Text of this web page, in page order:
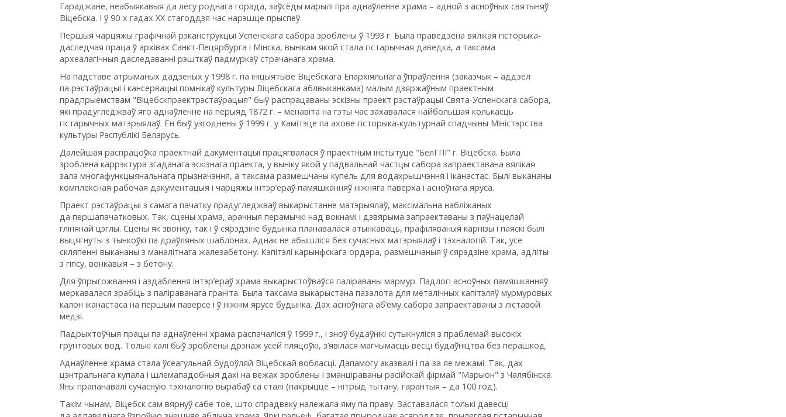
Гараджане, неабыякавыя да лёсу роднага горада, заўсёды марылі пра аднаўленне храма – адной з асноўных святыняў
Віцебска. І ў 90-х гадах XX стагоддзя час нарэшце прыспеў.
Першыя чарцяжы графічнай рэканструкцыі Успенскага сабора зроблены ў 1993 г. Была праведзена вялікая гісторыка-
даследчая праца ў архівах Санкт-Пецярбурга і Мінска, вынікам якой стала гістарычная даведка, а таксама
археалагічныя даследаванні рэшткаў падмуркаў страчанага храма.
На падставе атрыманых дадзеных у 1998 г. па ініцыятыве Віцебскага Епархіяльнага ўпраўлення (заказчык – аддзел
па рэстаўрацыі і кансервацыі помнікаў культуры Віцебскага аблвыканкама) малым дзяржаўным праектным
прадпрыемствам "Віцебскпраектрэстаўрацыя" быў распрацаваны эскізны праект рэстаўрацыі Свята-Успенскага сабора,
які прадугледжваў яго аднаўленне на перыяд 1872 г. – менавіта на гэты час захавалася найбольшая колькасць
гістарычных матэрыялаў. Ён быў узгоднены ў 1999 г. у Камітэце па ахове гісторыка-культурнай спадчыны Міністэрства
культуры Рэспублікі Беларусь.
Далейшая распрацоўка праектнай дакументацыі працягвалася ў праектным інстытуце "БелГПІ" г. Віцебска. Была
зроблена каррэктура згаданага эскізнага праекта, у выніку якой у падвальнай частцы сабора запраектавана вялікая
зала многафункцыянальнага прызначэння, а таксама размешчаны купель для водахрышчэння і іканастас. Былі выкананы
комплексная рабочая дакументацыя і чарцяжы інтэр’ераў памяшканняў ніжняга паверха і асноўнага яруса.
Праект рэстаўрацыі з самага пачатку прадугледжваў выкарыстанне матэрыялаў, максімальна набліжаных
да першапачатковых. Так, сцены храма, арачныя перамычкі над вокнамі і дзвярыма запраектаваны з паўнацелай
глінянай цэглы. Сцены як звонку, так і ў сярэдзіне будынка планавалася атынкаваць, прафіляваныя карнізы і паяскі былі
выцягнуты з тынкоўкі па драўляных шаблонах. Аднак не абышліся без сучасных матэрыялаў і тэхналогій. Так, усе
скляпеннi выкананы з маналітнага жалезабетону. Капітэлі карынфскага ордэра, размешчаныя ў сярэдзіне храма, адліты
з гіпсу, вонкавыя – з бетону.
Для ўпрыгожвання і аздаблення інтэр’ераў храма выкарыстоўваўся паліраваны мармур. Падлогі асноўных памяшканняў
меркавалася зрабіць з паліраванага граніта. Была таксама выкарыстана пазалота для металічных капітэляў мурмуровых
калон іканастаса на першым паверсе і ў ніжнім ярусе будынка. Дах асноўнага аб’ёму сабора запраектаваны з ліставой
медзі.
Падрыхтоўчыя працы па аднаўленні храма распачаліся ў 1999 г., і зноў будаўнікі сутыкнуліся з праблемай высокіх
грунтовых вод. Толькі калі быў зроблены дрэнаж усёй пляцоўкі, з’явілася магчымасць весці будаўніцтва без перашкод.
Аднаўленне храма стала ўсеагульнай будоўляй Віцебскай вобласці. Дапамогу аказвалі і па-за яе межамі. Так, дах
цэнтральнага купала і шлемападобныя дахі на вежах зроблены і зманціраваны расійскай фірмай "Марыон" з Чалябінска.
Яны прапанавалі сучасную тэхналогію вырабаў са сталі (пакрыццё – нітрыд тытану, гарантыя – да 100 год).
Такім чынам, Віцебск сам вярнуў сабе тое, што спрадвеку належала яму па праву. Заставалася толькі давесці